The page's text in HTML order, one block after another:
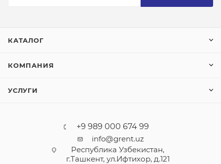
КАТАЛОГ
КОМПАНИЯ
УСЛУГИ
+9 989 000 674 99
info@grent.uz
Республика Узбекистан,
г.Ташкент, ул.Ифтихор, д.121